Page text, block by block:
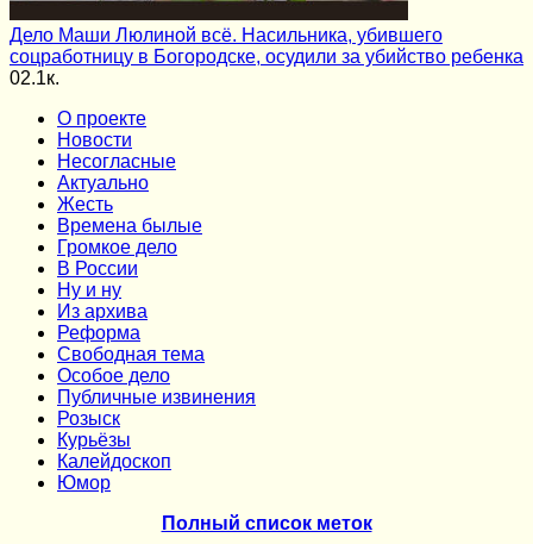
Дело Маши Люлиной всё. Насильника, убившего
соцработницу в Богородске, осудили за убийство ребенка
02.1к.
О проекте
Новости
Несогласные
Актуально
Жесть
Времена былые
Громкое дело
В России
Ну и ну
Из архива
Реформа
Cвободная тема
Особое дело
Публичные извинения
Розыск
Курьёзы
Калейдоскоп
Юмор
Полный список меток